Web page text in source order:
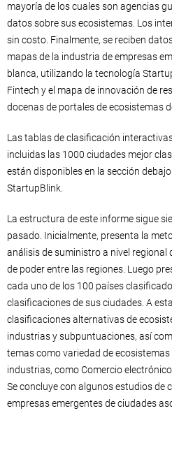
mayoría de los cuales son agencias
datos sobre sus ecosistemas. Los
sin costo. Finalmente, se reciben
mapas de la industria de empresas
blanca, utilizando la tecnología
Fintech y el mapa de innovación de
docenas de portales de ecosistemas
Las tablas de clasificación
incluidas las 1000 ciudades mejor
están disponibles en la sección
StartupBlink.
La estructura de este informe sigue
pasado. Inicialmente, presenta la
análisis de suministro a nivel regional
de poder entre las regiones. Luego
cada uno de los 100 países
clasificaciones de sus ciudades. A
clasificaciones alternativas de
industrias y subpuntuaciones, así
temas como variedad de
industrias, como Comercio
Se concluye con algunos estudios de
empresas emergentes de ciudades